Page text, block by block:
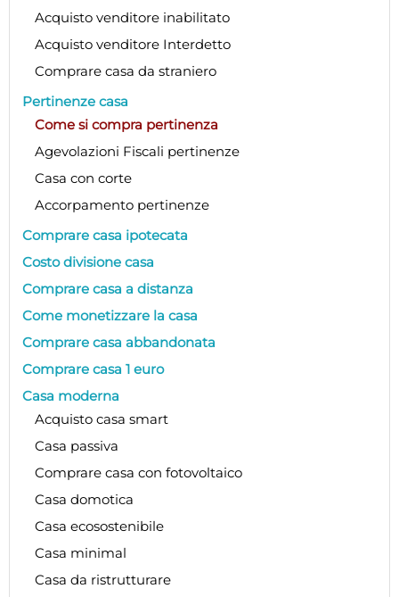
Acquisto venditore inabilitato
Acquisto venditore Interdetto
Comprare casa da straniero
Pertinenze casa
Come si compra pertinenza
Agevolazioni Fiscali pertinenze
Casa con corte
Accorpamento pertinenze
Comprare casa ipotecata
Costo divisione casa
Comprare casa a distanza
Come monetizzare la casa
Comprare casa abbandonata
Comprare casa 1 euro
Casa moderna
Acquisto casa smart
Casa passiva
Comprare casa con fotovoltaico
Casa domotica
Casa ecosostenibile
Casa minimal
Casa da ristrutturare